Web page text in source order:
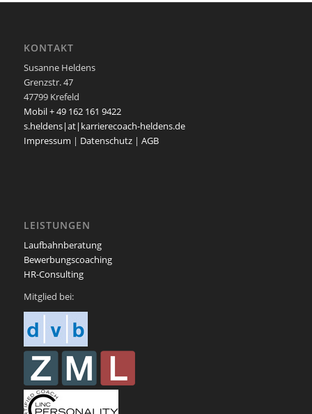
KONTAKT
Susanne Heldens
Grenzstr. 47
47799 Krefeld
Mobil + 49 162 161 9422
s.heldens|at|karrierecoach-heldens.de
Impressum | Datenschutz| AGB
LEISTUNGEN
Laufbahnberatung
Bewerbungscoaching
HR-Consulting
Mitglied bei: